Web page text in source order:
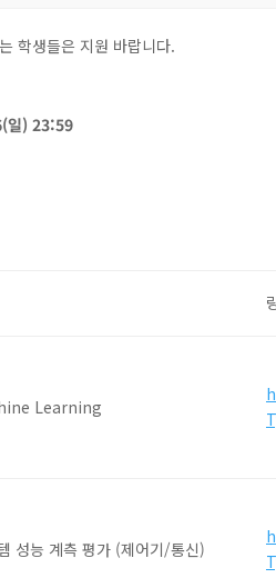
학생들은 지원 바랍니다.
일) 23:59
Learning
성능 계측 평가 (제어기/통신)